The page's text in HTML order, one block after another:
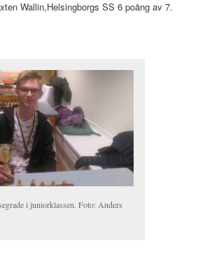
Wallin,Helsingborgs SS 6 poäng av 7.
i juniorklassen. Foto: Anders